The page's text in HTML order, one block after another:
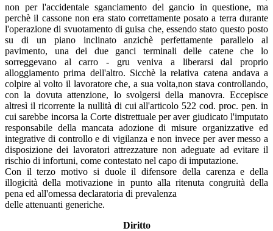
non per l'accidentale sganciamento del gancio in questione, ma
perchè il cassone non era stato correttamente posato a terra durante
l'operazione di svuotamento di guisa che, essendo stato questo posto
su di un piano inclinato anzichè perfettamente parallelo al
pavimento, una dei due ganci terminali delle catene che lo
sorreggevano al carro - gru veniva a liberarsi dal proprio
alloggiamento prima dell'altro. Sicchè la relativa catena andava a
colpire al volto il lavoratore che, a sua volta,non stava controllando,
con la dovuta attenzione, lo svolgersi della manovra. Eccepisce
altresì il ricorrente la nullità di cui all'articolo 522 cod. proc. pen. in
cui sarebbe incorsa la Corte distrettuale per aver giudicato l'imputato
responsabile della mancata adozione di misure organizzative ed
integrative di controllo e di vigilanza e non invece per aver messo a
disposizione dei lavoratori attrezzature non adeguate ad evitare il
rischio di infortuni, come contestato nel capo di imputazione.
Con il terzo motivo si duole il difensore della carenza e della
illogicità della motivazione in punto alla ritenuta congruità della
pena ed all'omessa declaratoria di prevalenza
delle attenuanti generiche.
Diritto